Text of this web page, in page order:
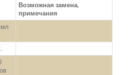
Возможная замена,
примечания